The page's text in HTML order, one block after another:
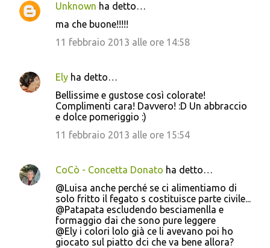
t
Unknown ha detto…
ma che buone!!!!!
11 febbraio 2013 alle ore 14:58
Ely ha detto…
Bellissime e gustose così colorate!
Complimenti cara! Davvero! :D Un abbraccio
e dolce pomeriggio :)
11 febbraio 2013 alle ore 15:54
CoCò - Concetta Donato ha detto…
@Luisa anche perché se ci alimentiamo di
solo fritto il fegato s costituisce parte civile...
@Patapata escludendo besciamenlla e
formaggio dai che sono pure leggere
@Ely i colori lolo già ce li avevano poi ho
giocato sul piatto dci che va bene allora?